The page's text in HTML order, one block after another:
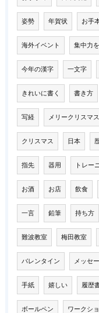
姿勢 年賀状 お手
海外イベント 集中力
今年の漢字 一文字
きれいに書く 書き方
写経 メリークリスマ
クリスマス 日本
指先 器用 トレー
お酒 お店 飲食
一言 鉛筆 持ち方
難波教室 梅田教室
バレンタイン メッセ
手紙 嬉しい 履歴
ボールペン ワークシ